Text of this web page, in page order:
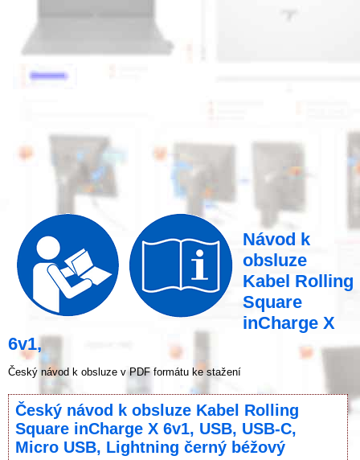
Návod k
obsluze
Kabel Rolling
Square
inCharge X
6v1,
Český návod k obsluze v PDF formátu ke stažení
Český návod k obsluze Kabel Rolling
Square inCharge X 6v1, USB, USB-C,
Micro USB, Lightning černý béžový